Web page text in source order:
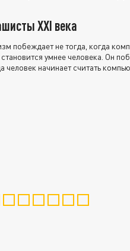
XXI века
побеждает не тогда, когда
умнее человека. Он
человек начинает считать